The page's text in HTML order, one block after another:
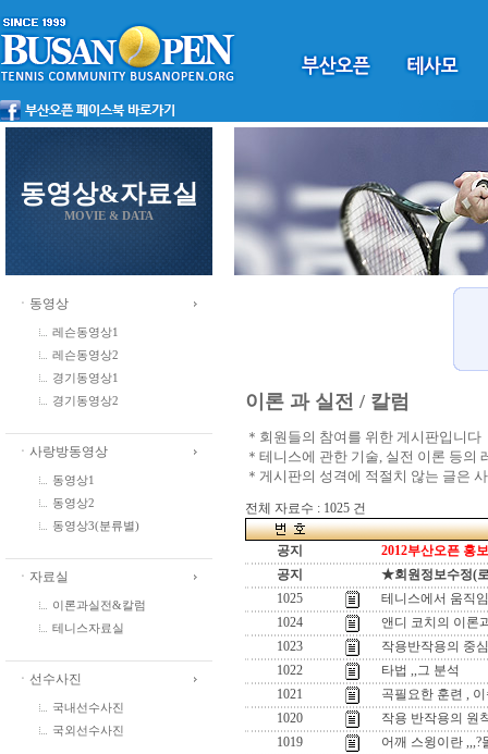
동영상&자료실
MOVIE & DATA
ㆍ동영상
레슨동영상1
레슨동영상2
경기동영상1
경기동영상2
ㆍ사랑방동영상
동영상1
동영상2
동영상3(분류별)
ㆍ자료실
이론과실전&칼럼
테니스자료실
ㆍ선수사진
국내선수사진
국외선수사진
이론 과 실전 / 칼럼
＊회원들의 참여를 위한 게시판입니다
＊테니스에 관한 기술, 실전 이론 등의
＊게시판의 성격에 적절치 않는 글은
전체 자료수 : 1025 건
공지
2012부산오픈 홍
공지
★회원정보수정(
1025
테니스에서 움직
1024
앤디 코치의 이론
1023
작용반작용의 중
1022
타법 ,,그 분석
1021
곡필요한 훈련 ,
1020
작용 반작용의 원
1019
어깨 스윙이란